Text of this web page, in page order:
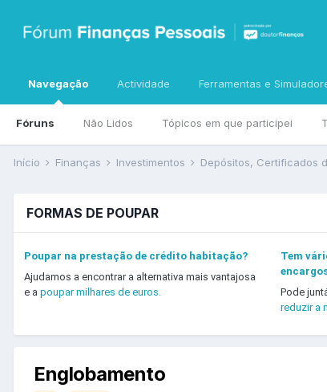
Navegação
Fóruns Não Lidos Tópicos em que participei
Actividade Ferramentas e
Início Finanças Investimentos Depósitos, Certificados
FORMAS DE POUPAR
Poupar na prestação de crédito habitação?
Ajudamos a encontrar a alternativa mais vantajosa
e a poupar milhares de euros.
Tem
Pode
reduzir a
Englobamento